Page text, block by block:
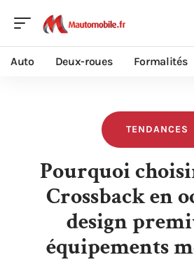
Auto Deux-roues Formalités
TENDANCES
Pourquoi
Crossback en
design
équipements